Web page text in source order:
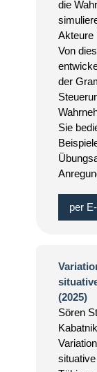
die
Akteure
Von
der
Sie
per
(2025)
Sören